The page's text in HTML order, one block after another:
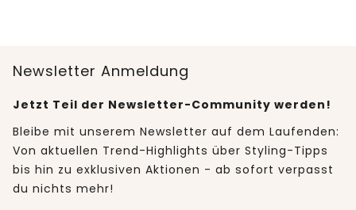
Newsletter Anmeldung
Jetzt Teil der Newsletter-Community werden!
Bleibe mit unserem Newsletter auf dem Laufenden:
Von aktuellen Trend-Highlights über Styling-Tipps
bis hin zu exklusiven Aktionen - ab sofort verpasst
du nichts mehr!